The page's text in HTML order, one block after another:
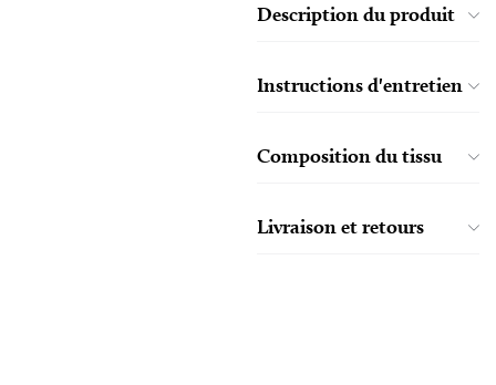
Description du produit
Instructions d'entretien
Composition du tissu
Livraison et retours